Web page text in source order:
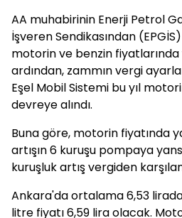
AA muhabirinin Enerji Petrol
İşveren Sendikasından
motorin ve benzin fiyatlarında
ardından, zammın vergi
Eşel Mobil Sistemi bu yıl
devreye alındı.
Buna göre, motorin fiyatında
artışın 6 kuruşu pompaya
kuruşluk artış vergiden
Ankara'da ortalama 6,53
litre fiyatı 6,59 lira olacak.